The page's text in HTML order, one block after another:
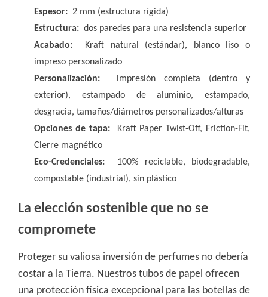
Espesor: 2 mm (estructura rígida)
Estructura: dos paredes para una resistencia superior
Acabado:
Kraft natural (estándar), blanco liso o
impreso personalizado
Personalización:
impresión completa (dentro y
exterior), estampado de aluminio, estampado,
desgracia, tamaños/diámetros personalizados/alturas
Opciones de tapa:
Kraft Paper Twist-Off, Friction-Fit,
Cierre magnético
Eco-Credenciales:
100% reciclable, biodegradable,
compostable (industrial), sin plástico
La elección sostenible que no se
compromete
Proteger su valiosa inversión de perfumes no debería
costar a la Tierra. Nuestros tubos de papel ofrecen
una protección física excepcional para las botellas de